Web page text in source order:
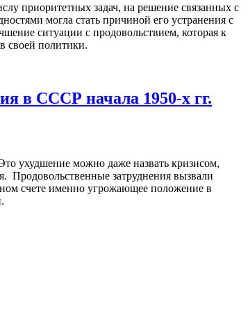
приоритетных задач, на решение связанных с
могла стать причиной его устранения с
ситуации с продовольствием, которая к
своей политики.
в СССР начала 1950-х гг.
ухудшение можно даже назвать кризисом,
Продовольственные затруднения вызвали
счете именно угрожающее положение в